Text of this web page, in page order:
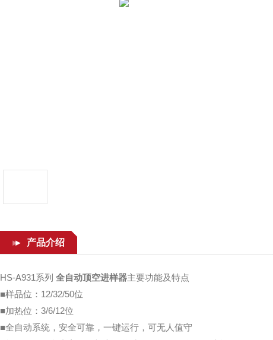
产品介绍
HS-A931系列全自动顶空进样器主要功能及特点
■样品位：12/32/50位
■加热位：3/6/12位
■全自动系统，安全可靠，一键运行，可无人值守